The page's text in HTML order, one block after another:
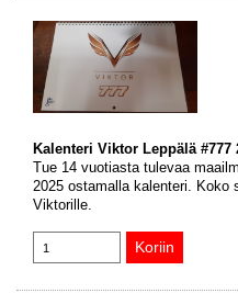
Kalenteri Viktor Leppälä #777
Tue 14 vuotiasta tulevaa
2025 ostamalla kalenteri. Koko
Viktorille.